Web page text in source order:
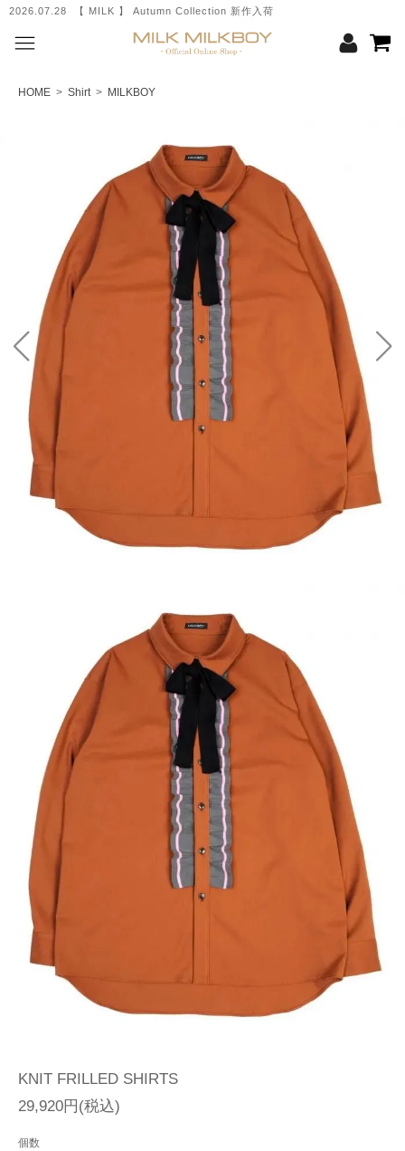
2026.07.28 【 MILK 】 Autumn Collection 新作入荷
HOME > Shirt> MILKBOY
KNIT FRILLED SHIRTS
29,920円(税込)
個数